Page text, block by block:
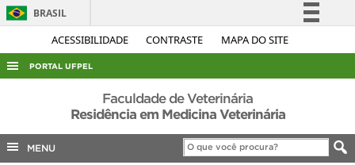
ACESSIBILIDADE CONTRASTE MAPA DO SITE
BRASIL
Simplifique!
Acesso à informação
Legislação
Canais
PORTAL UFPEL
ACESSO À INFORMAÇÃO
AUDITORIA
COBALTO
Faculdade de Veterinária
Residência em Medicina Veterinária
MENU